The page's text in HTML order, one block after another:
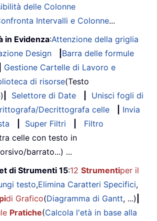
delle Colonne
Intervalli e Colonne...
in Evidenza:Attenzione della griglia
Design
Barra delle formule
Gestione Cartelle di Lavoro e
di risorse(Testo
Selettore di Date
Unisci fogli di
Decrittografa celle
Invia
Super Filtri
Filtro
celle con testo in
barrato...) ...
di Strumenti 15:12 Strumentiper il
testo,Elimina Caratteri Specifici,
di Grafico(Diagramma di Gantt, ...)
Pratiche(Calcola l'età in base alla